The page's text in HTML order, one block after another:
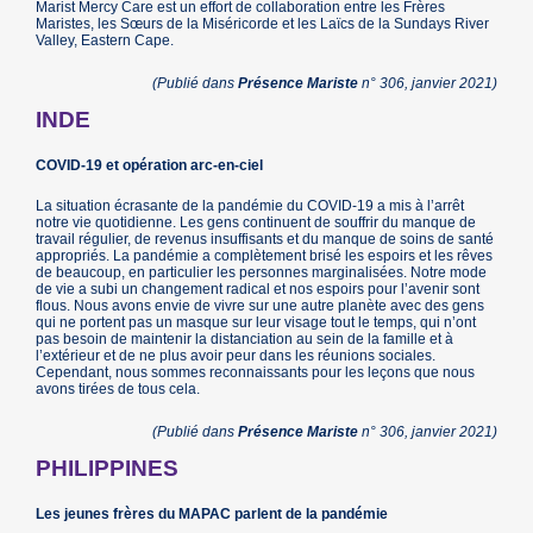
Marist Mercy Care est un effort de collaboration entre les Frères
Maristes, les Sœurs de la Miséricorde et les Laïcs de la Sundays River
Valley, Eastern Cape.
(Publié dans Présence Maristen° 306, janvier 2021)
INDE
COVID-19 et opération arc-en-ciel
La situation écrasante de la pandémie du COVID-19 a mis à l’arrêt
notre vie quotidienne. Les gens continuent de souffrir du manque de
travail régulier, de revenus insuffisants et du manque de soins de santé
appropriés. La pandémie a complètement brisé les espoirs et les rêves
de beaucoup, en particulier les personnes marginalisées. Notre mode
de vie a subi un changement radical et nos espoirs pour l’avenir sont
flous. Nous avons envie de vivre sur une autre planète avec des gens
qui ne portent pas un masque sur leur visage tout le temps, qui n’ont
pas besoin de maintenir la distanciation au sein de la famille et à
l’extérieur et de ne plus avoir peur dans les réunions sociales.
Cependant, nous sommes reconnaissants pour les leçons que nous
avons tirées de tous cela.
(Publié dans Présence Maristen° 306, janvier 2021)
PHILIPPINES
Les jeunes frères du MAPAC parlent de la pandémie